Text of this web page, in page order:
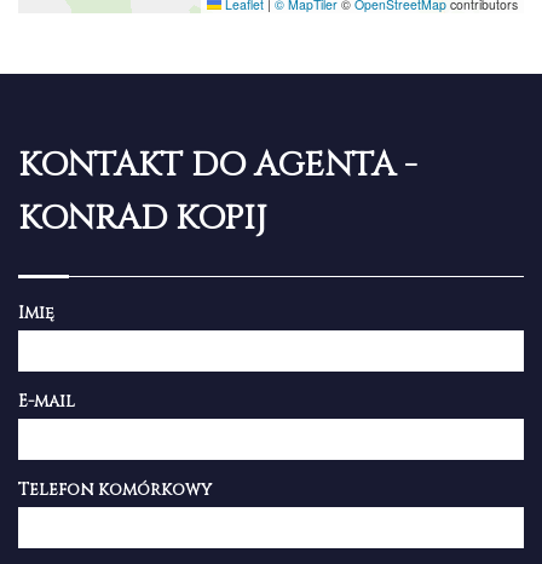
Leaflet | © MapTiler © OpenStreetMap contributors
KONTAKT DO AGENTA -
KONRAD KOPIJ
Imię
E-mail
Telefon komórkowy